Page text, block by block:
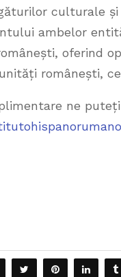
culturale
ambelor
oferind
românești,
ne